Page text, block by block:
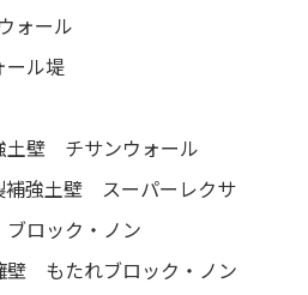
ォール
ール堤
土壁 チサンウォール
補強土壁 スーパーレクサ
ロック・ノン
壁 もたれブロック・ノン